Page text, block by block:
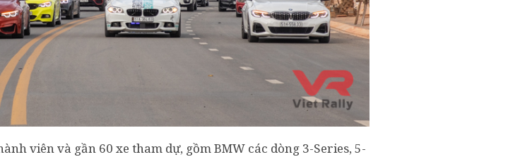
viên và gần 60 xe tham dự, gồm BMW các dòng 3-Series, 5-